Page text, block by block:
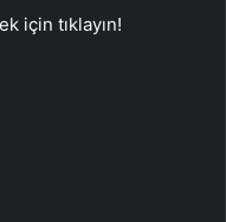
için tıklayın!